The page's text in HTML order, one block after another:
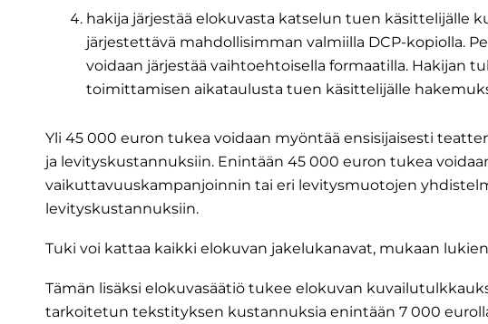
hakija järjestää elokuvasta katselun tuen käsittelijälle
järjestettävä mahdollisimman valmiilla DCP-kopiolla.
voidaan järjestää vaihtoehtoisella formaatilla. Hakijan
toimittamisen aikataulusta tuen käsittelijälle
Yli 45 000 euron tukea voidaan myöntää ensisijaisesti
ja levityskustannuksiin. Enintään 45 000 euron tukea
vaikuttavuuskampanjoinnin tai eri levitysmuotojen
levityskustannuksiin.
Tuki voi kattaa kaikki elokuvan jakelukanavat, mukaan
Tämän lisäksi elokuvasäätiö tukee elokuvan
tarkoitetun tekstityksen kustannuksia enintään 7 000